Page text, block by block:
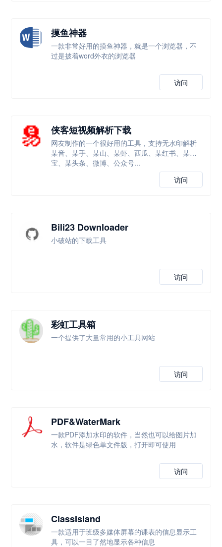
摸鱼神器
一款非常好用的摸鱼神器，就是一个浏览器，不
过是披着word外衣的浏览器
访问
侠客短视频解析下载
网友制作的一个很好用的工具，支持无水印解析
某音、某手、某山、某虾、西瓜、某红书、某
宝、某头条、微博、公众号...
访问
Bili23 Downloader
小破站的下载工具
访问
彩虹工具箱
一个提供了大量常用的小工具网站
访问
PDF&WaterMark
一款PDF添加水印的软件，当然也可以给图片加
水，软件是绿色单文件版，打开即可使用
访问
ClassIsland
一款适用于班级多媒体屏幕的课表的信息显示工
具，可以一目了然地显示各种信息